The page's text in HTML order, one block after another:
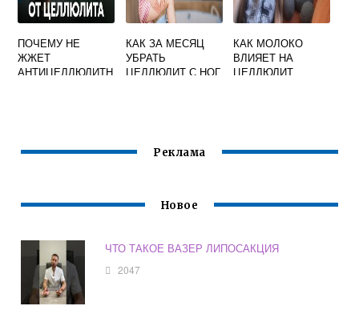
ПОЧЕМУ НЕ
ЖЖЕТ
АНТИЦЕЛЛЮЛИТН
КАК ЗА МЕСЯЦ
УБРАТЬ
ЦЕЛЛЮЛИТ С НОГ
КАК МОЛОКО
ВЛИЯЕТ НА
ЦЕЛЛЮЛИТ
Реклама
Новое
ЧТО ТАКОЕ ВАЗЕР ЛИПОСАКЦИЯ
2047